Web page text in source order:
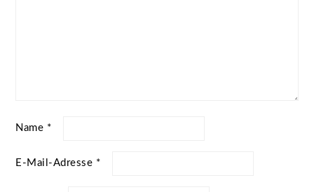
Name *
E-Mail-Adresse *